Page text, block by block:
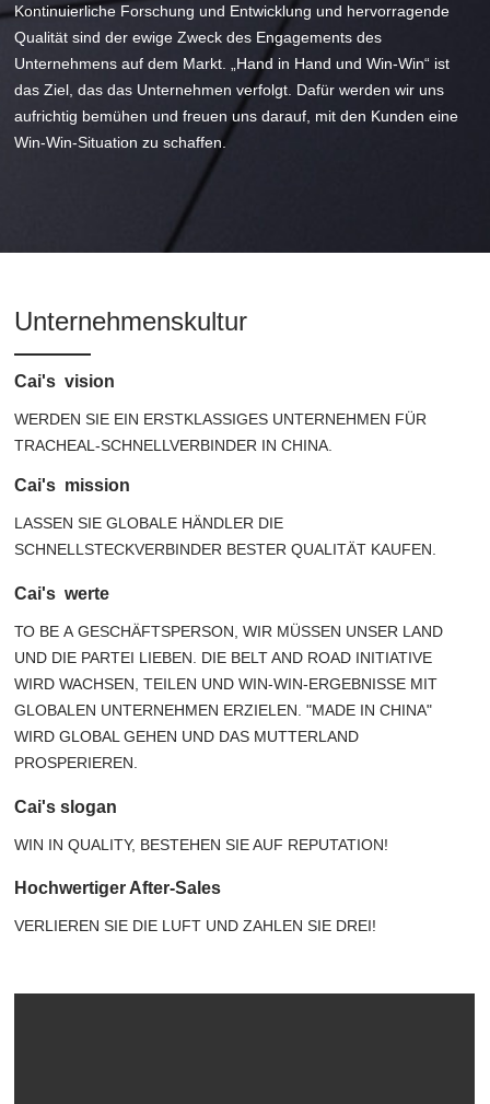
Kontinuierliche Forschung und Entwicklung und hervorragende
Qualität sind der ewige Zweck des Engagements des
Unternehmens auf dem Markt. „Hand in Hand und Win-Win“ ist
das Ziel, das das Unternehmen verfolgt. Dafür werden wir uns
aufrichtig bemühen und freuen uns darauf, mit den Kunden eine
Win-Win-Situation zu schaffen.
Unternehmenskultur
Cai's vision
WERDEN SIE EIN ERSTKLASSIGES UNTERNEHMEN FÜR
TRACHEAL-SCHNELLVERBINDER IN CHINA.
Cai's mission
LASSEN SIE GLOBALE HÄNDLER DIE
SCHNELLSTECKVERBINDER BESTER QUALITÄT KAUFEN.
Cai's werte
ТО ВЕ А GESCHÄFTSPERSON, WIR MÜSSEN UNSER LAND
UND DIE PARTEI LIEBEN. DIE BELT AND ROAD INITIATIVE
WIRD WACHSEN, TEILEN UND WIN-WIN-ERGEBNISSE MIT
GLOBALEN UNTERNEHMEN ERZIELEN. "MADE IN CHINA"
WIRD GLOBAL GEHEN UND DAS MUTTERLAND
PROSPERIEREN.
Cai's slogan
WIN IN QUALITY, BESTEHEN SIE AUF REPUTATION!
Hochwertiger After-Sales
VERLIEREN SIE DIE LUFT UND ZAHLEN SIE DREI!